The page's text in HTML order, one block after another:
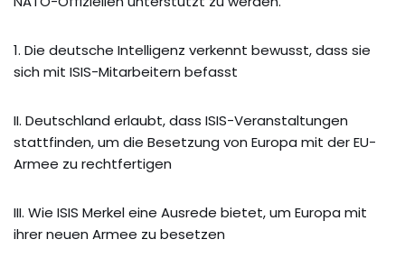
1. Die deutsche Intelligenz verkennt bewusst, dass sie
sich mit ISIS-Mitarbeitern befasst
II. Deutschland erlaubt, dass ISIS-Veranstaltungen
stattfinden, um die Besetzung von Europa mit der EU-
Armee zu rechtfertigen
III. Wie ISIS Merkel eine Ausrede bietet, um Europa mit
ihrer neuen Armee zu besetzen